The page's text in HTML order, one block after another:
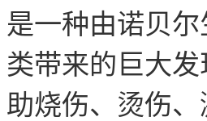
是一种由诺贝
类带来的巨大
助烧伤、烫伤